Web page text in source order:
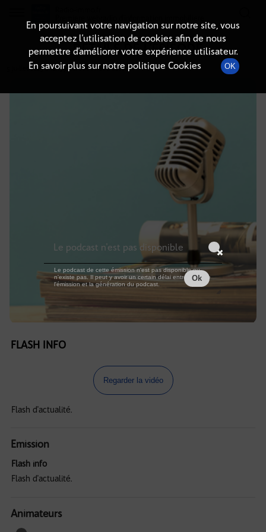
DÉTAILS DE L'ÉPISODE
5 juillet 2025à 12h59 , durée : Invalid date
FLASH INFO
Regarder la vidéo
Flash d'actualité.
Emission
Flash info
Flash d'actualité.
Animateurs
En poursuivant votre navigation sur notre site, vous
acceptez l’utilisation de cookies afin de nous
permettre d’améliorer votre expérience utilisateur.
En savoir plus sur notre politique Cookies
OK
Le podcast n'est pas disponible
Le podcast de cette émission n'est pas disponible ou
n'existe pas. Il peut y avoir un certain délai entre la fin de
l'émission et la génération du podcast.
Ok